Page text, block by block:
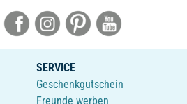
SERVICE
Geschenkgutschein
Freunde werben